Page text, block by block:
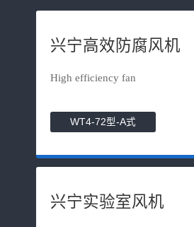
兴宁高效防腐风机
High efficiency fan
WT4-72型-A式
兴宁实验室风机